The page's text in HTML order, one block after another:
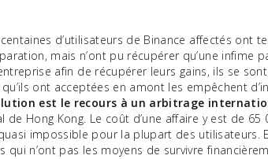
centaines d’utilisateurs de Binance affectés ont
mais n’ont pu récupérer qu’une infime
afin de récupérer leurs gains, ils se
qu’ils ont acceptées en amont les empêchent
est le recours à un arbitrage
de Hong Kong. Le coût d’une affaire y est de 65
impossible pour la plupart des utilisateurs.
qui n’ont pas les moyens de survivre